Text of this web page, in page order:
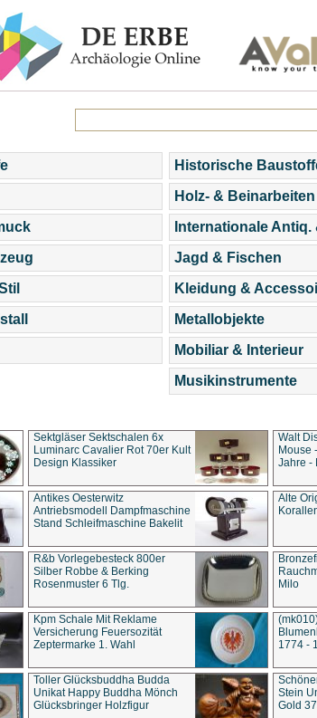
Historische
Holz- & Beinarbeiten
Internationale
Jagd & Fischen
Kleidung &
Metallobjekte
Mobiliar & Interieur
Musikinstrumente
Sektgläser Sektschalen 6x
Luminarc Cavalier Rot 70er Kult
Design Klassiker
Walt
Mouse
Jahre -
Antikes Oesterwitz
Antriebsmodell Dampfmaschine
Stand Schleifmaschine Bakelit
Alte
R&b Vorlegebesteck 800er
Silber Robbe & Berking
Rosenmuster 6 Tlg.
Milo
Kpm Schale Mit Reklame
Versicherung Feuersozität
Zeptermarke 1. Wahl
1774 -
Toller Glücksbuddha Budda
Unikat Happy Buddha Mönch
Glücksbringer Holzfigur
Stein
Gold